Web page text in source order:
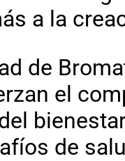
a la
de
el
de